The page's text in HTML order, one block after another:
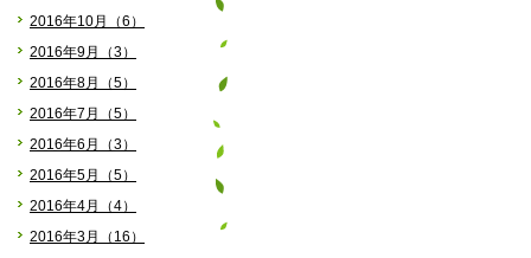
2016年10月（6）
2016年9月（3）
2016年8月（5）
2016年7月（5）
2016年6月（3）
2016年5月（5）
2016年4月（4）
2016年3月（16）